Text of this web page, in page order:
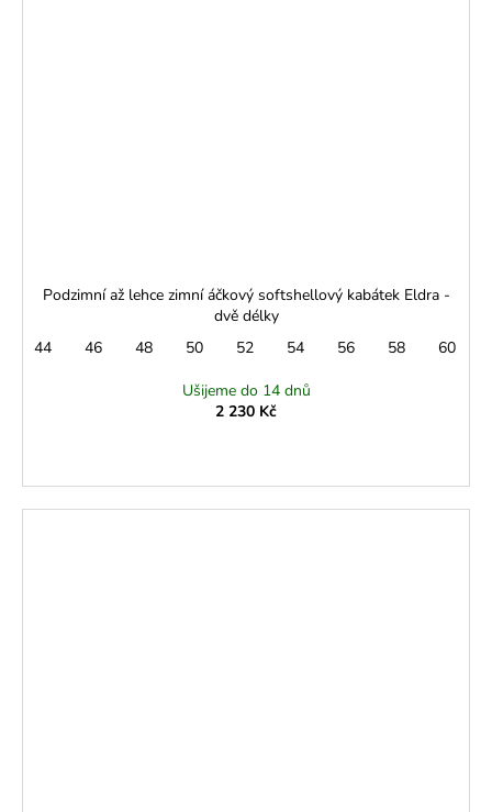
Podzimní až lehce zimní áčkový softshellový kabátek Eldra -
dvě délky
44
46 48 50 52 54 56 58 60
Ušijeme do 14 dnů
2 230 Kč